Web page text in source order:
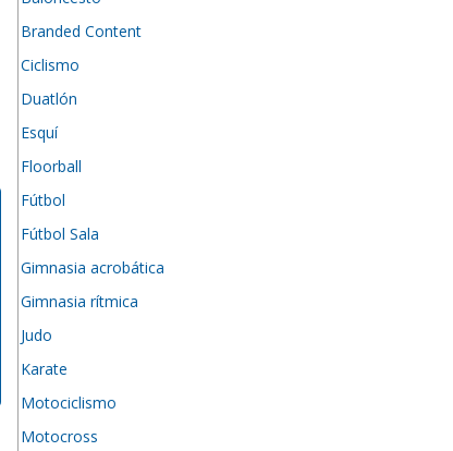
Branded Content
Ciclismo
Duatlón
Esquí
Floorball
Fútbol
Fútbol Sala
Gimnasia acrobática
Gimnasia rítmica
Judo
Karate
Motociclismo
Motocross